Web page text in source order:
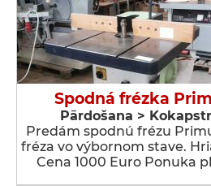
Spodná frézka
Pārdošana >
Predám spodnú frézu
fréza vo výbornom stave.
Cena 1000 Euro Ponuka